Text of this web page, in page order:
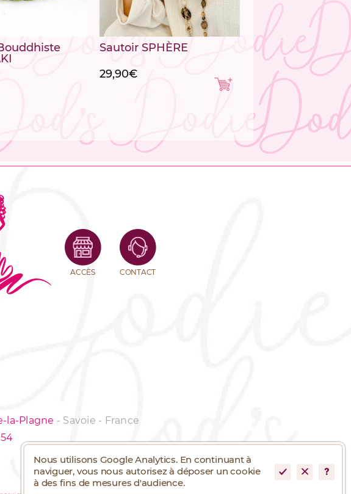
Sautoir SPHÈRE
29,90€
ACCÈS CONTACT
la-Plagne - Savoie - France
Nous utilisons Google Analytics. En continuant à
naviguer, vous nous autorisez à déposer un cookie
à des fins de mesures d'audience.